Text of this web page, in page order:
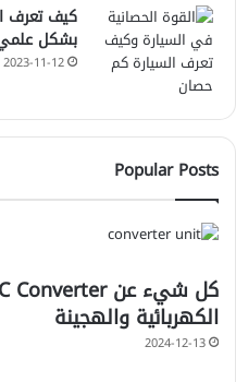
كيف تعرف
بشكل
2023-11-12
Popular Posts
الكهربائية والهجينة
2024-12-13